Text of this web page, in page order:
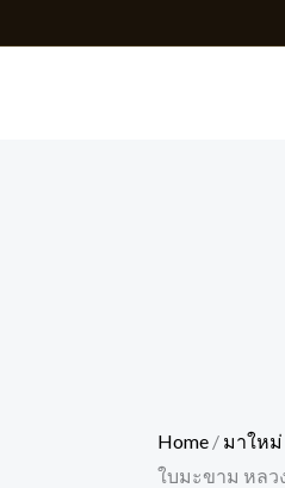
to
Home / มาใหม่
ใบมะขาม หล